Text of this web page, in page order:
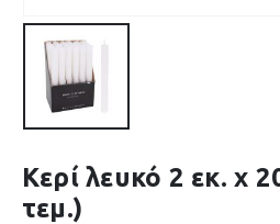
Κερί λευκό 2 εκ. x
τεμ.)